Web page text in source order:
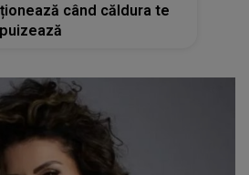
când căldura te